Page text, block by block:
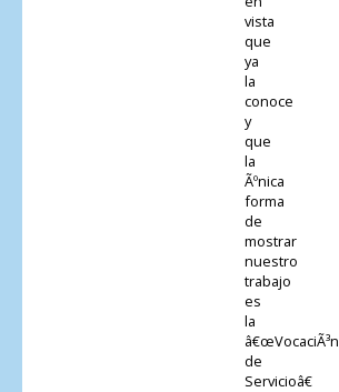
vista
que
ya
la
conoce
y
que
la
Ãºnica
forma
de
mostrar
nuestro
trabajo
es
la
â€œVocaciÃ³n
de
Servicioâ€